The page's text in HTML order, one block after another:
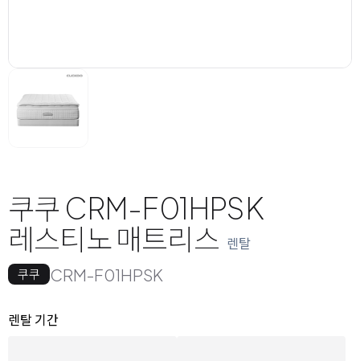
쿠쿠 CRM-F01HPSK
레스티노 매트리스 렌탈
쿠쿠 CRM-F01HPSK
옵션 선택
렌탈 선택
렌탈 기간